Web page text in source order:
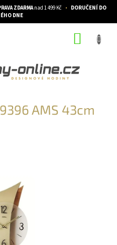
ZDARMAnad 1 499 Kč • DORUČENÍ DO
DNE
AMS 43cm